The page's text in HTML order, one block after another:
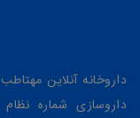
داروخانه آنلاین
داروسازی شماره نظام پزشکی: د-